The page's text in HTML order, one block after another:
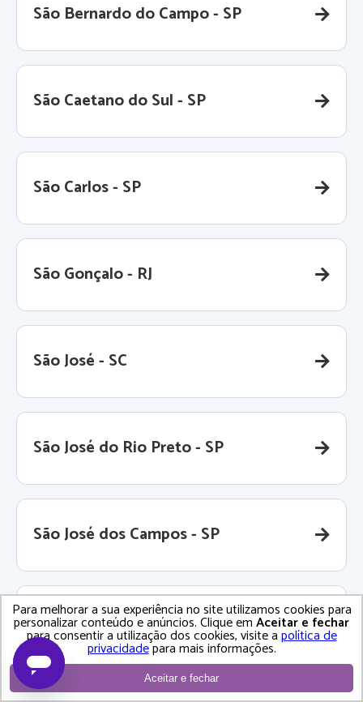
São Bernardo do Campo - SP
São Caetano do Sul - SP
São Carlos - SP
São Gonçalo - RJ
São José - SC
São José do Rio Preto - SP
São José dos Campos - SP
São José dos Pinhais - PR
Para melhorar a sua experiência no site utilizamos cookies para
personalizar conteúdo e anúncios. Clique emAceitar e fechar
para consentir a utilização dos cookies, visite apolítica de
privacidadepara mais informações.
Aceitar e fechar